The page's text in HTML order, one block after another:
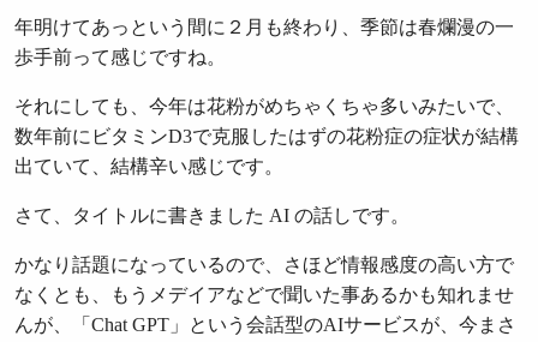
年明けてあっという間に２月も終わり、季節は春爛漫の一
歩手前って感じですね。
それにしても、今年は花粉がめちゃくちゃ多いみたいで、
数年前にビタミンD3で克服したはずの花粉症の症状が結構
出ていて、結構辛い感じです。
さて、タイトルに書きました AI の話しです。
かなり話題になっているので、さほど情報感度の高い方で
なくとも、もうメデイアなどで聞いた事あるかも知れませ
んが、「Chat GPT」という会話型のAIサービスが、今まさ